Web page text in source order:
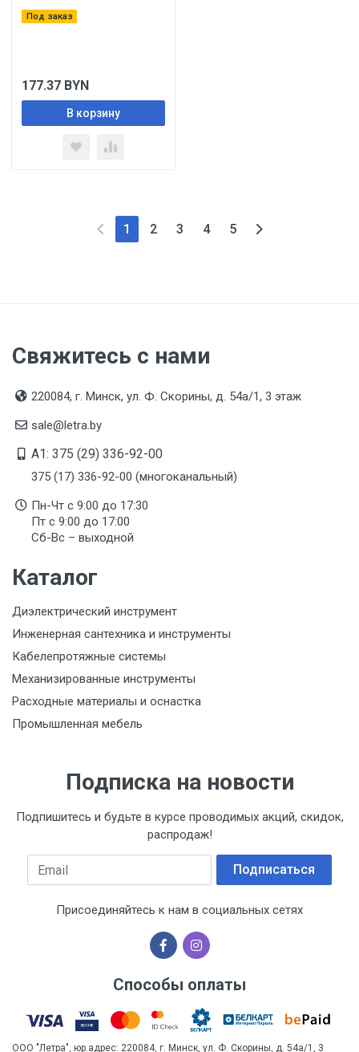
Под заказ
177.37 BYN
В корзину
1 2 3 4 5
Свяжитесь с нами
220084, г. Минск, ул. Ф. Скорины, д. 54а/1, 3 этаж
sale@letra.by
A1: 375 (29) 336-92-00
375 (17) 336-92-00 (многоканальный)
Пн-Чт с 9:00 до 17:30
Пт с 9:00 до 17:00
Сб-Вс – выходной
Каталог
Диэлектрический инструмент
Инженерная сантехника и инструменты
Кабелепротяжные системы
Механизированные инструменты
Расходные материалы и оснастка
Промышленная мебель
Подписка на новости
Подпишитесь и будьте в курсе проводимых акций, скидок,
распродаж!
Email Подписаться
Присоединяйтесь к нам в социальных сетях
Способы оплаты
ООО "Летра", юр.адрес: 220084, г. Минск, ул. Ф. Скорины, д. 54а/1, 3